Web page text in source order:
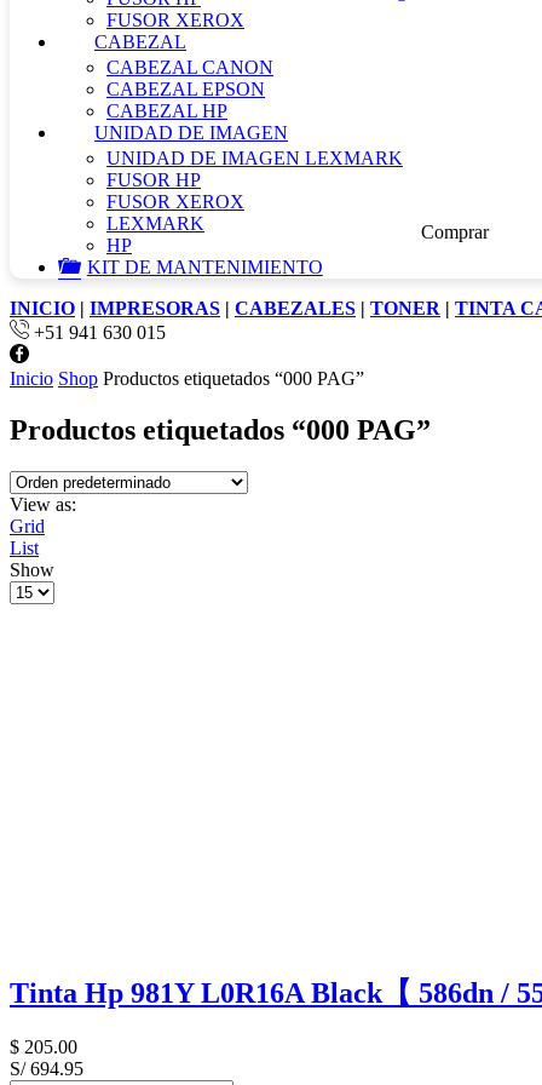
Comprar
FUSOR XEROX
CABEZAL
CABEZAL CANON
CABEZAL EPSON
CABEZAL HP
UNIDAD DE IMAGEN
UNIDAD DE IMAGEN LEXMARK
FUSOR HP
FUSOR XEROX
LEXMARK
HP
KIT DE MANTENIMIENTO
INICIO | IMPRESORAS | CABEZALES | TONER | TINTA
+51 941 630 015
Inicio Shop Productos etiquetados “000 PAG”
Productos etiquetados “000 PAG”
View as:
Grid
List
Show
Tinta Hp 981Y L0R16A Black【 586dn /
$ 205.00
S/ 694.95